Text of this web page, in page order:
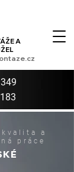
A
a
práce